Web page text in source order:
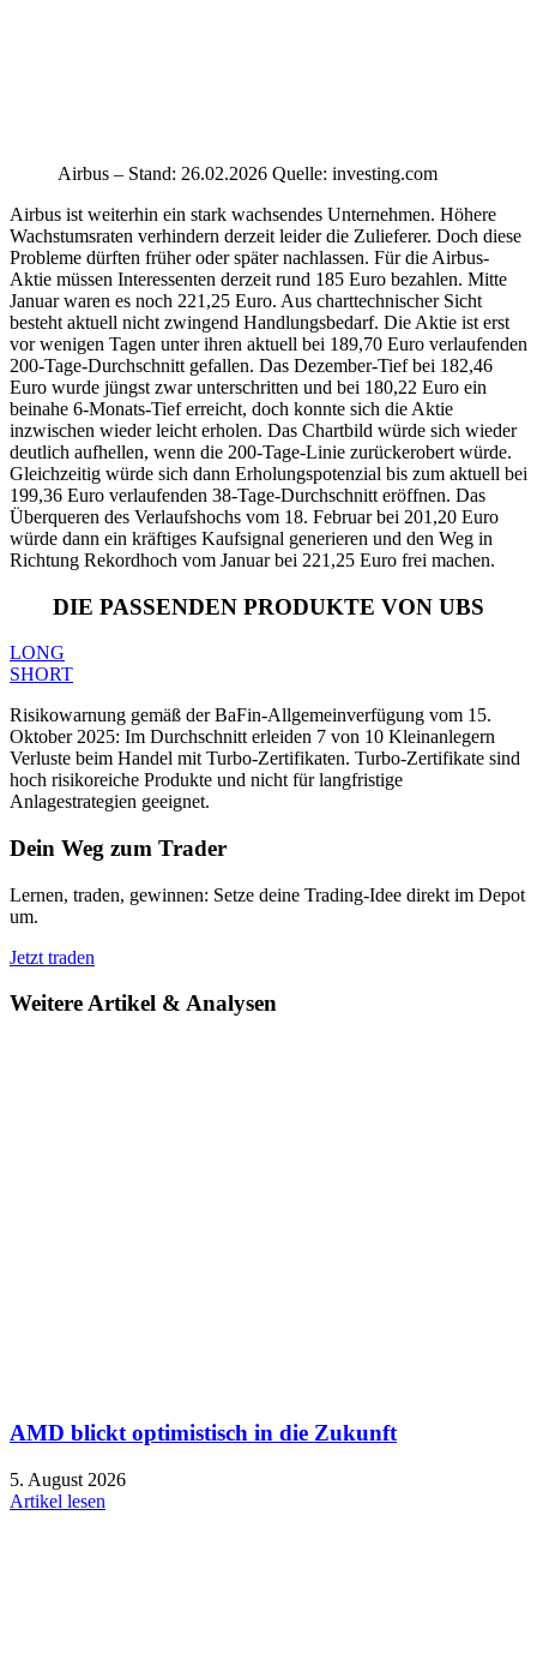
Airbus – Stand: 26.02.2026 Quelle: investing.com
Airbus ist weiterhin ein stark wachsendes Unternehmen. Höhere
Wachstumsraten verhindern derzeit leider die Zulieferer. Doch diese
Probleme dürften früher oder später nachlassen. Für die Airbus-
Aktie müssen Interessenten derzeit rund 185 Euro bezahlen. Mitte
Januar waren es noch 221,25 Euro. Aus charttechnischer Sicht
besteht aktuell nicht zwingend Handlungsbedarf. Die Aktie ist erst
vor wenigen Tagen unter ihren aktuell bei 189,70 Euro verlaufenden
200-Tage-Durchschnitt gefallen. Das Dezember-Tief bei 182,46
Euro wurde jüngst zwar unterschritten und bei 180,22 Euro ein
beinahe 6-Monats-Tief erreicht, doch konnte sich die Aktie
inzwischen wieder leicht erholen. Das Chartbild würde sich wieder
deutlich aufhellen, wenn die 200-Tage-Linie zurückerobert würde.
Gleichzeitig würde sich dann Erholungspotenzial bis zum aktuell bei
199,36 Euro verlaufenden 38-Tage-Durchschnitt eröffnen. Das
Überqueren des Verlaufshochs vom 18. Februar bei 201,20 Euro
würde dann ein kräftiges Kaufsignal generieren und den Weg in
Richtung Rekordhoch vom Januar bei 221,25 Euro frei machen.
DIE PASSENDEN PRODUKTE VON UBS
LONG
SHORT
Risikowarnung gemäß der BaFin-Allgemeinverfügung vom 15.
Oktober 2025: Im Durchschnitt erleiden 7 von 10 Kleinanlegern
Verluste beim Handel mit Turbo-Zertifikaten. Turbo-Zertifikate sind
hoch risikoreiche Produkte und nicht für langfristige
Anlagestrategien geeignet.
Dein Weg zum Trader
Lernen, traden, gewinnen: Setze deine Trading-Idee direkt im Depot
um.
Jetzt traden
Weitere Artikel & Analysen
AMD blickt optimistisch in die Zukunft
5. August 2026
Artikel lesen